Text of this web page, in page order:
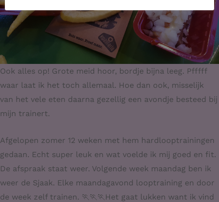
Ook alles op! Grote meid hoor, bordje bijna leeg. Pfffff
waar laat ik het toch allemaal. Hoe dan ook, misselijk
van het vele eten daarna gezellig een avondje besteed bij
mijn trainert.
Afgelopen zomer 12 weken met hem hardlooptrainingen
gedaan. Echt super leuk en wat voelde ik mij goed en fit.
De afspraak staat weer. Volgende week maandag ben ik
weer de Sjaak. Elke maandagavond looptraining en door
de week zelf trainen. 🏃🏃🏃Het gaat lukken want ik vind